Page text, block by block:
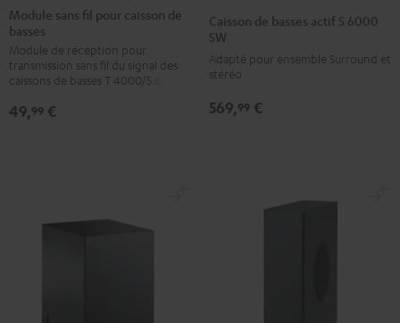
sans
fil
pour
caisson
basses
Module sans fil pour caisson de
basses
Module de réception pour
transmission sans fil du signal des
caissons de basses T 4000/S 6000
49,99 €
basses
actif
S
SW
Caisson de basses actif S 6000
SW
Adapté pour ensemble Surround et
stéréo
569,99 €